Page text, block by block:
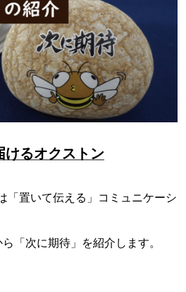
けるオクストン
「置いて伝える」コミュニケーシ
「次に期待」を紹介します。